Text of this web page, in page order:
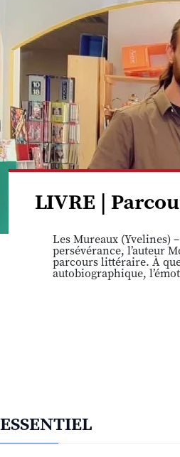
LIVRE |
Les Mureaux (Yvelines)
persévérance, l’auteur
parcours littéraire. À
autobiographique,